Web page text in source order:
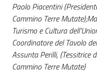
Paolo Piacentini
Cammino Terre
Turismo e Cultura
Coordinatore del Tavolo
Assunta Perilli, (Tessitrice
Cammino Terre Mutate)